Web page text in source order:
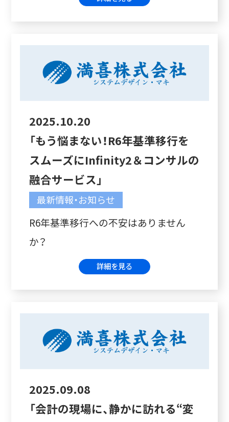
2025.10.20
「もう悩まない！R6年基準移行を
スムーズにInfinity2＆コンサルの
融合サービス」
最新情報・お知らせ
R6年基準移行への不安はありません
か？
詳細を見る
2025.09.08
「会計の現場に、静かに訪れる“変